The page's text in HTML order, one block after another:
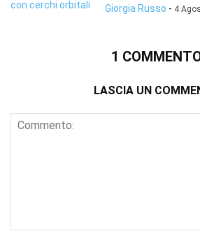
Giorgia Russo - 4
1
LASCIA UN